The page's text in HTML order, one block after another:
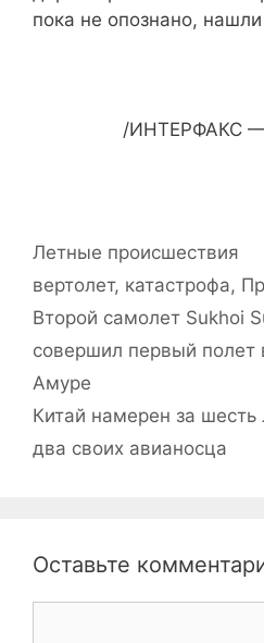
пока не опознано,
/ИНТЕРФАКС
Рубрики
Летные происшествия
Метки
вертолет, катастрофа,
Второй самолет Sukhoi
совершил первый
Амуре
Китай намерен за шесть
два своих авианосца
Оставьте